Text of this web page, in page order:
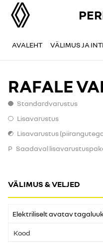
AVALEHT VÄLIMUS JA
RAFALE
Standardvarustus
Standardvarustus
Lisavarustus
Lisavarustus
Lisavarustus (piirangutega)
Lisavarustus
P Saadaval
VÄLIMUS & VELJED
Elektriliselt avatav